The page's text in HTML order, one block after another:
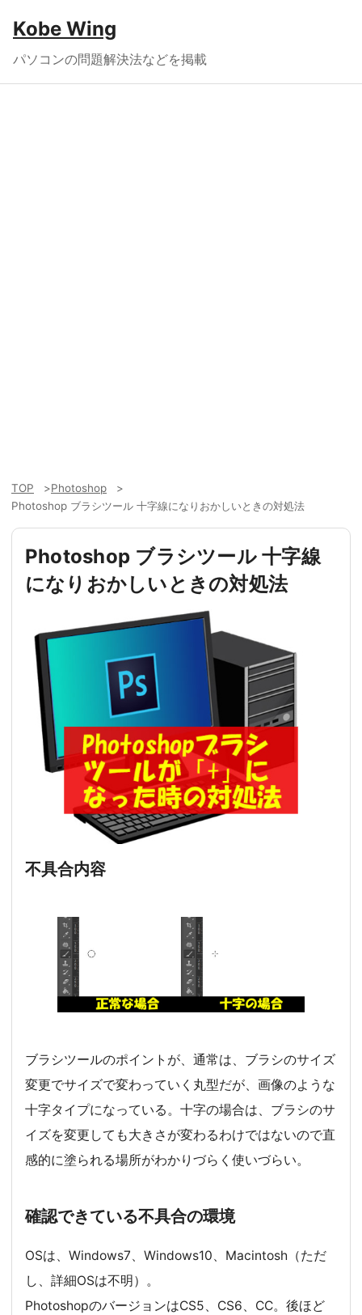
Kobe Wing
パソコンの問題解決法などを掲載
TOP
Photoshop
Photoshop ブラシツール 十字線になりおかしいときの対処法
Photoshop ブラシツール 十字線
になりおかしいときの対処法
不具合内容
ブラシツールのポイントが、通常は、ブラシのサイズ
変更でサイズで変わっていく丸型だが、画像のような
十字タイプになっている。十字の場合は、ブラシのサ
イズを変更しても大きさが変わるわけではないので直
感的に塗られる場所がわかりづらく使いづらい。
確認できている不具合の環境
OSは、Windows7、Windows10、Macintosh（ただ
し、詳細OSは不明）。
PhotoshopのバージョンはCS5、CS6、CC。後ほど